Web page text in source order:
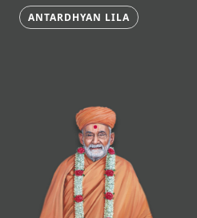
ANTARDHYAN LILA